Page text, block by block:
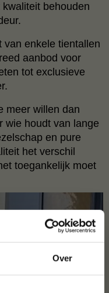
Over
behouden
van enkele tientallen
aanbod voor
tot exclusieve
meer willen dan
wie houdt van lange
en pure
het verschil
toegankelijk moet